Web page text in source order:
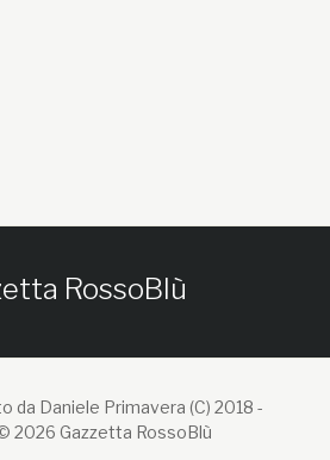
RossoBlù
da Daniele Primavera (C) 2018 -
2026 Gazzetta RossoBlù